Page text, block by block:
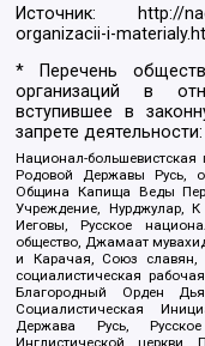
Источник:
http://
organizacii-i-
* Перечень
организаций в
вступившее в
запрете деятельности:
Национал-
Родовой Державы Русь,
Община Капища Веды
Учреждение, Нурджулар,
Иеговы, Русское
общество, Джамаат
и Карачая, Союз славян,
социалистическая
Благородный Орден
Социалистическая
Держава Русь,
Инглистической церкви